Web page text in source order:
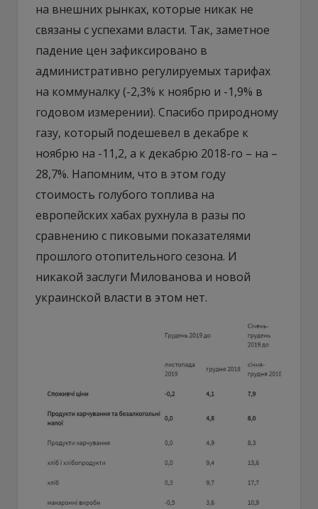
на внешних рынках, которые никак не
связаны с успехами власти. Так, заметное
падение цен зафиксировано в
административно регулируемых тарифах
на коммуналку (-2,3% к ноябрю и -1,9% в
годовом измерении). Спасибо природному
газу, который подешевел в декабре к
ноябрю на -11,2, а к декабрю 2018-го – на –
28,7%. Напомним, что в этом году
стоимость голубого топлива на
европейских хабах рухнула в разы по
сравнению с пиковыми показателями
прошлого отопительного сезона. И
никакой заслуги Милованова и новой
украинской власти в этом нет.